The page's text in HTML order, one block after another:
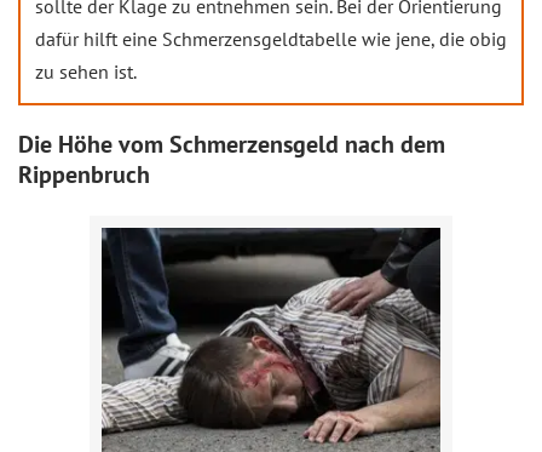
sollte der Klage zu entnehmen sein. Bei der Orientierung
dafür hilft eine Schmerzensgeldtabelle wie jene, die obig
zu sehen ist.
Die Höhe vom Schmerzensgeld nach dem
Rippenbruch